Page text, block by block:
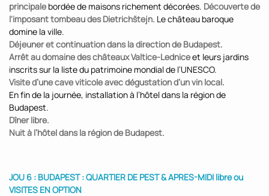
principale bordée de maisons richement décorées. Découverte de
l'imposant tombeau des Dietrichštejn. Le château baroque
domine la ville.
Déjeuner et continuation dans la direction de Budapest.
Arrêt au domaine des châteaux Valtice-Ledniceet leurs jardins
inscrits sur la liste du patrimoine mondial de l’UNESCO.
Visite d’une cave viticole avec dégustation d’un vin local.
En fin de la journée, installation à l’hôtel dans la région de
Budapest.
Dîner libre.
Nuit à l’hôtel dans la région de Budapest.
JOU 6 : BUDAPEST : QUARTIER DE PEST & APRES-MIDI libre ou
VISITES EN OPTION